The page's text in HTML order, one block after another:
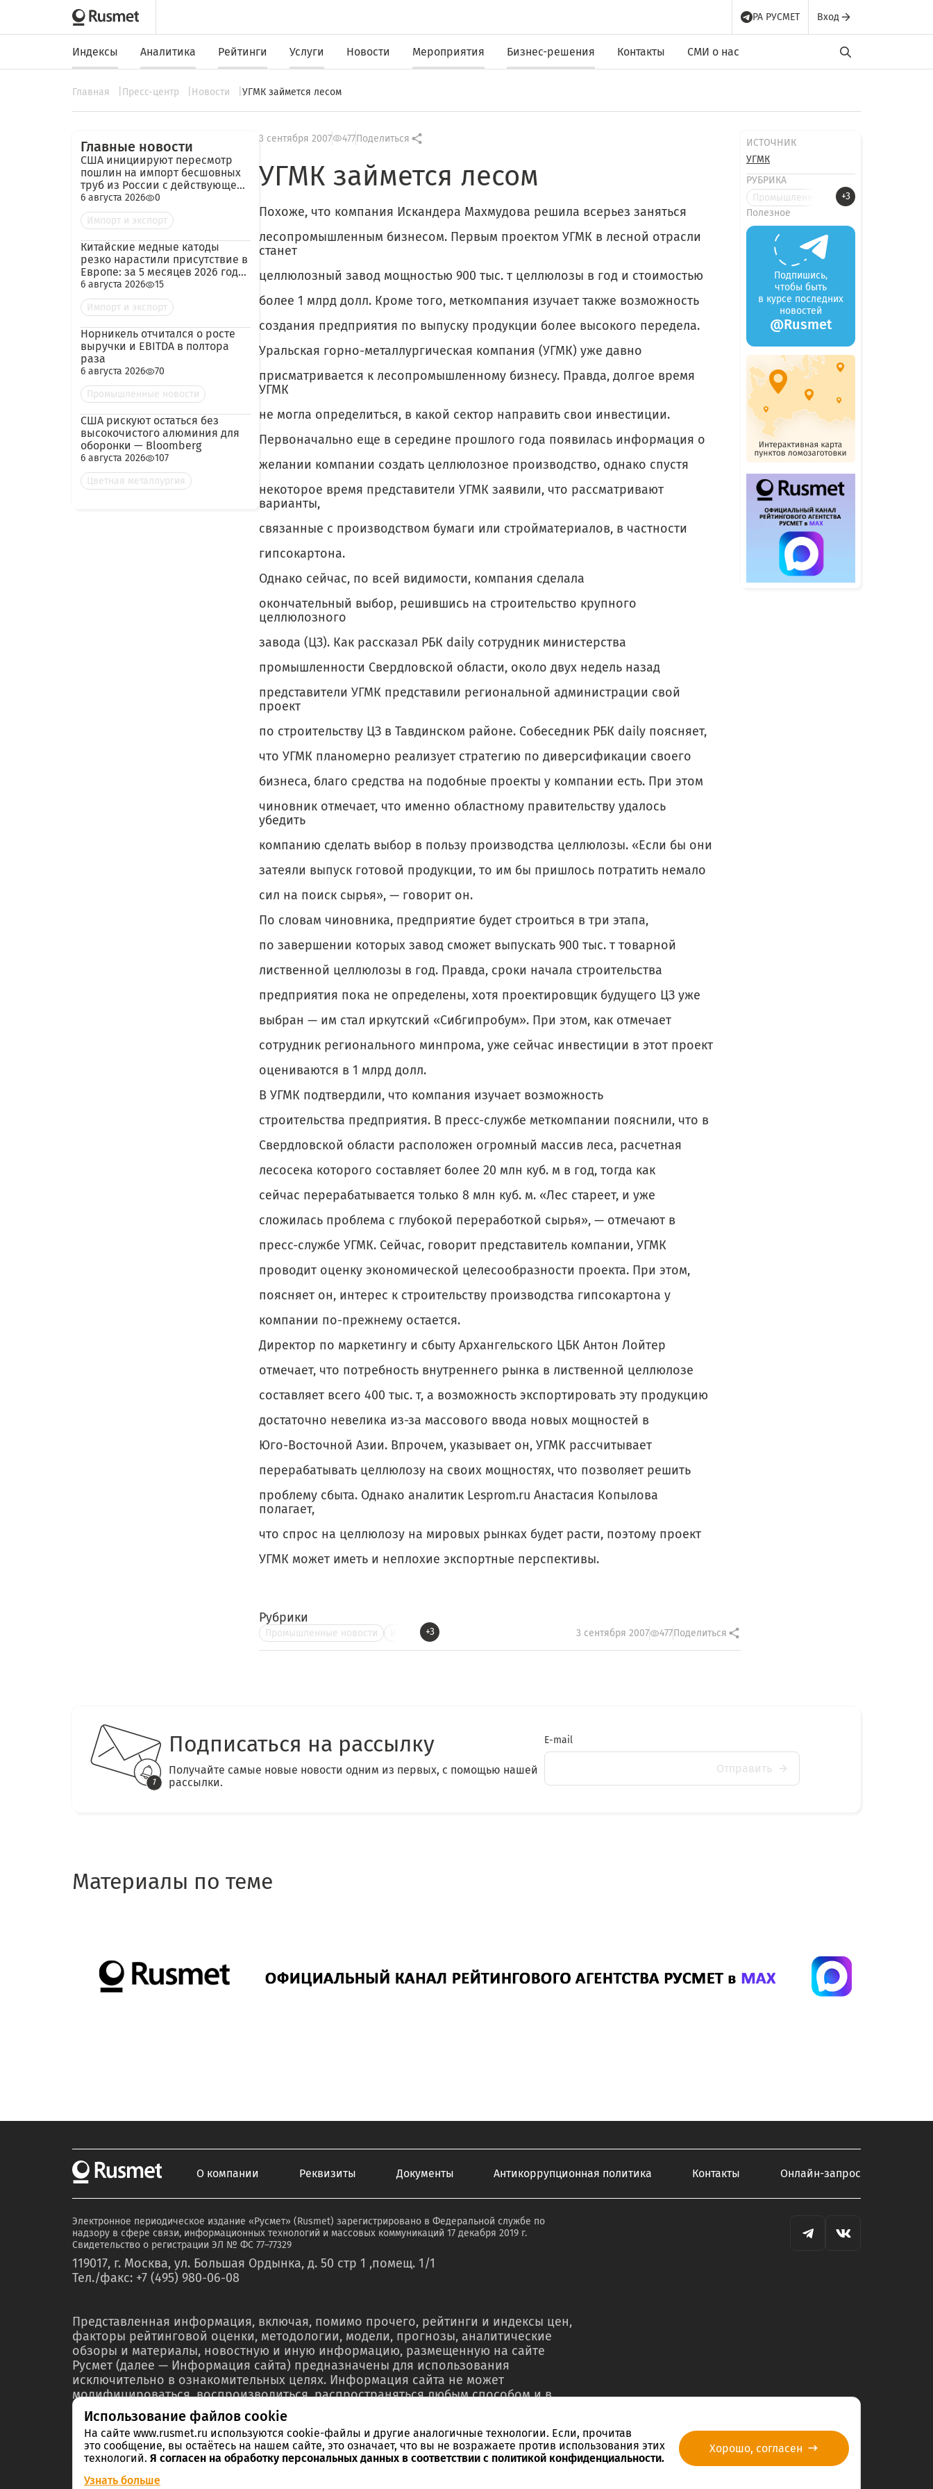
РА РУСМЕТ Вход
Индексы Аналитика Рейтинги Услуги Новости Мероприятия Бизнес-решения Контакты СМИ о нас
Главная Пресс-центр Новости УГМК займется лесом
Главные новости
США инициируют пересмотр
пошлин на импорт бесшовных
труб из России с действующей
ставкой 209,72%
6 августа 2026
0
Импорт и экспорт
Китайские медные катоды
резко нарастили присутствие в
Европе: за 5 месяцев 2026 года
— 45 тыс. тонн
6 августа 2026
15
Импорт и экспорт
Норникель отчитался о росте
выручки и EBITDA в полтора
раза
6 августа 2026
70
Промышленные новости
США рискуют остаться без
высокочистого алюминия для
оборонки — Bloomberg
6 августа 2026
107
Цветная металлургия
3 сентября 2007 477Поделиться
УГМК займется лесом
Похоже, что компания Искандера Махмудова решила всерьез заняться
лесопромышленным бизнесом. Первым проектом УГМК в лесной отрасли
станет
целлюлозный завод мощностью 900 тыс. т целлюлозы в год и стоимостью
более 1 млрд долл. Кроме того, меткомпания изучает также возможность
соз­дания предприятия по выпуску продукции более высокого передела.
Уральская горно-металлургическая компания (УГМК) уже давно
присматривается к лесопромышленному бизнесу. Правда, долгое время
УГМК
не могла определиться, в какой сектор направить свои инвестиции.
Первоначально еще в середине прошлого года появилась информация о
желании компании создать целлюлозное производство, однако спустя
некоторое время представители УГМК заявили, что рассматривают
варианты,
связанные с производством бумаги или стройматериалов, в частности
гипсокартона.
Однако сейчас, по всей видимости, компания сделала
окончательный выбор, решившись на строительство крупного
целлюлозного
завода (ЦЗ). Как рассказал РБК daily сотрудник министерства
промышленности Свердловской области, около двух недель назад
представители УГМК представили региональной администрации свой
проект
по строительству ЦЗ в Тавдинском районе. Собеседник РБК daily поясняет,
что УГМК планомерно реализует стратегию по диверсификации своего
бизнеса, благо средства на подобные проекты у компании есть. При этом
чиновник отмечает, что именно областному правительству удалось
убедить
компанию сделать выбор в пользу производства целлюлозы. «Если бы они
затеяли выпуск готовой продукции, то им бы пришлось потратить немало
сил на поиск сырья», — говорит он.
По словам чиновника, предприятие будет строиться в три этапа,
по завершении которых завод сможет выпускать 900 тыс. т товарной
лиственной целлюлозы в год. Правда, сроки начала строи­тельства
предприятия пока не определены, хотя проектировщик будущего ЦЗ уже
выбран — им стал иркутский «Сибгипробум». При этом, как отмечает
сотрудник регионального минпрома, уже сейчас инвестиции в этот проект
оцениваются в 1 млрд долл.
В УГМК подтвердили, что компания изучает возможность
строи­тельства предприятия. В пресс-службе меткомпании пояснили, что в
Свердловской области расположен огромный массив леса, расчетная
лесосека которого составляет более 20 млн куб. м в год, тогда как
сейчас перерабатывается только 8 млн куб. м. «Лес стареет, и уже
сложилась проблема с глубокой переработкой сырья», — отмечают в
пресс-службе УГМК. Сейчас, говорит представитель компании, УГМК
проводит оценку экономической целесообразности проекта. При этом,
поясняет он, интерес к строительству производства гипсокартона у
компании по-прежнему остается.
Директор по маркетингу и сбыту Архангельского ЦБК Антон Лойтер
отмечает, что потребность внутреннего рынка в лист­венной целлюлозе
составляет всего 400 тыс. т, а возможность экспортировать эту продукцию
достаточно невелика из-за массового ввода новых мощностей в
Юго-Восточной Азии. Впрочем, указывает он, УГМК рассчитывает
перерабатывать целлюлозу на своих мощностях, что позволяет решить
проблему сбыта. Однако аналитик Lesprom.ru Анастасия Копылова
полагает,
что спрос на целлюлозу на мировых рынках будет расти, поэтому проект
УГМК может иметь и неплохие экспортные перспективы.
Рубрики
Промышленные новости +3 3 сентября 2007 477Поделиться
ИСТОЧНИК
УГМК
РУБРИКА
Промышленные новости
+3
Полезное
Подпишись,
чтобы быть
в курсе последних
новостей
@Rusmet
Подписаться на рассылку
Получайте самые новые новости одним из первых, с помощью нашей
рассылки.
E-mail
Отправить
Материалы по теме
О компании Реквизиты Документы Антикоррупционная политика Контакты Онлайн-запрос
Электронное периодическое издание «Русмет» (Rusmet) зарегистрировано в Федеральной службе по
надзору в сфере связи, информационных технологий и массовых коммуникаций 17 декабря 2019 г.
Свидетельство о регистрации ЭЛ № ФС 77–77329
119017, г. Москва, ул. Большая Ордынка, д. 50 стр 1 ,помещ. 1/1
Тел./факс: +7 (495) 980-06-08
Представленная информация, включая, помимо прочего, рейтинги и индексы цен,
факторы рейтинговой оценки, методологии, модели, прогнозы, аналитические
обзоры и материалы, новостную и иную информацию, размещенную на сайте
Русмет (далее — Информация сайта) предназначены для использования
исключительно в ознакомительных целях. Информация сайта не может
модифицироваться, воспроизводиться, распространяться любым способом и в
любой форме ни полностью, ни частично в рекламных материалах, в рамках
мероприятий по связям с общественностью, в сводках новостей, в коммерческих
материалах или отчетах без предварительного письменного согласия со стороны
правообладателя – ООО «РА Русмет» и ссылки на источник. Использование
Информации в нарушение указанных требований и в незаконных целях запрещено.
Использование файлов cookie
На сайте www.rusmet.ru используются cookie-файлы и другие аналогичные технологии. Если, прочитав
это сообщение, вы остаётесь на нашем сайте, это означает, что вы не возражаете против использования этих
технологий. Я согласен на обработку персональных данных в соответствии с политикой конфиденциальности.
Узнать больше
Хорошо, согласен